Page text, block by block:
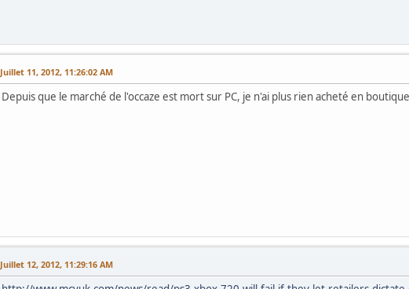
Juillet 11, 2012, 11:26:02 AM
Depuis que le marché de l'occaze est mort sur PC, je n'ai plus rien acheté en
Juillet 12, 2012, 11:29:16 AM